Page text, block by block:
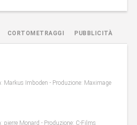
CORTOMETRAGGI PUBBLICITÀ
Markus Imboden - Produzione: Maximage
pierre Monard - Produzione: C-Films